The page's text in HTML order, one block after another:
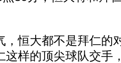
恒大都不是拜仁的
这样的顶尖球队交手